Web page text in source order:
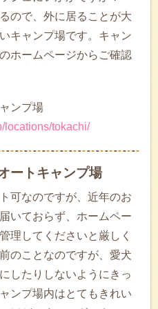
ので、外に居ることが大
キャンプ場です。キャン
ホームページからご確認
ンプ場
locations/tokachi/
ートキャンプ場
可なのですが、近年のお
いておらず、ホームペー
理してくださいと厳しく
のことなのですが、愛犬
したりしないようにきっ
ンプ場内はとてもきれい